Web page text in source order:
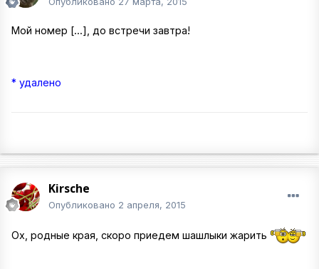
Мой номер [...], до встречи завтра!
* удалено
Kirsche
Опубликовано 2 апреля, 2015
Ох, родные края, скоро приедем шашлыки жарить